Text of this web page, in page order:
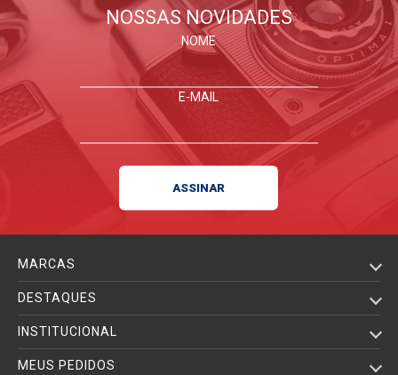
NOSSAS NOVIDADES
NOME
E-MAIL
MARCAS
DESTAQUES
INSTITUCIONAL
MEUS PEDIDOS